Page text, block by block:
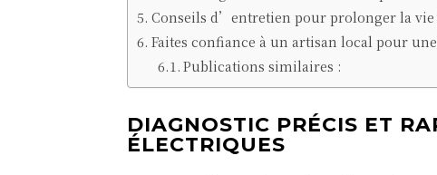
Conseils d’entretien pour prolonger la vie
Faites confiance à un artisan local pour
Publications similaires :
DIAGNOSTIC PRÉCIS ET
ÉLECTRIQUES